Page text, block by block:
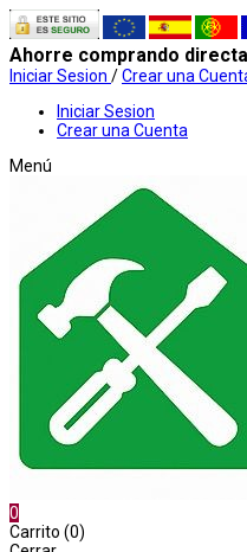
Ahorre comprando
Iniciar Sesion /Crear una
Iniciar Sesion
Crear una Cuenta
Menú
0
Carrito (0)